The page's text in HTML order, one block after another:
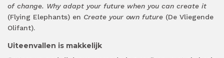
of change. Why adapt your future when you can create it
(Flying Elephants) en Create your own future (De Vliegende
Olifant).
Uiteenvallen is makkelijk